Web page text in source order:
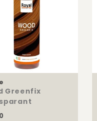
Greenfix